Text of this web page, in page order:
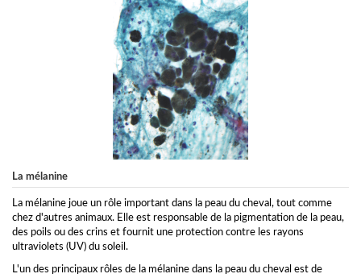
La mélanine
La mélanine joue un rôle important dans la peau du cheval, tout comme
chez d'autres animaux. Elle est responsable de la pigmentation de la peau,
des poils ou des crins et fournit une protection contre les rayons
ultraviolets (UV) du soleil.
L'un des principaux rôles de la mélanine dans la peau du cheval est de